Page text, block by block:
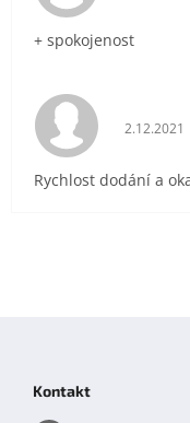
+ spokojenost
2.12.2021
Rychlost dodání a
Kontakt